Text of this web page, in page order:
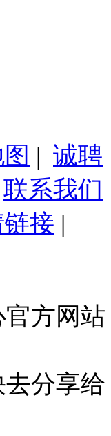
| 诚聘
联系我们
接 |
方网站
分享给